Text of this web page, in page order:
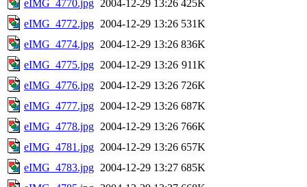
eIMG_4770.jpg 2004-12-29 13:26 425K
eIMG_4772.jpg 2004-12-29 13:26 531K
eIMG_4774.jpg 2004-12-29 13:26 836K
eIMG_4775.jpg 2004-12-29 13:26 911K
eIMG_4776.jpg 2004-12-29 13:26 726K
eIMG_4777.jpg 2004-12-29 13:26 687K
eIMG_4778.jpg 2004-12-29 13:26 766K
eIMG_4781.jpg 2004-12-29 13:26 657K
eIMG_4783.jpg 2004-12-29 13:27 685K